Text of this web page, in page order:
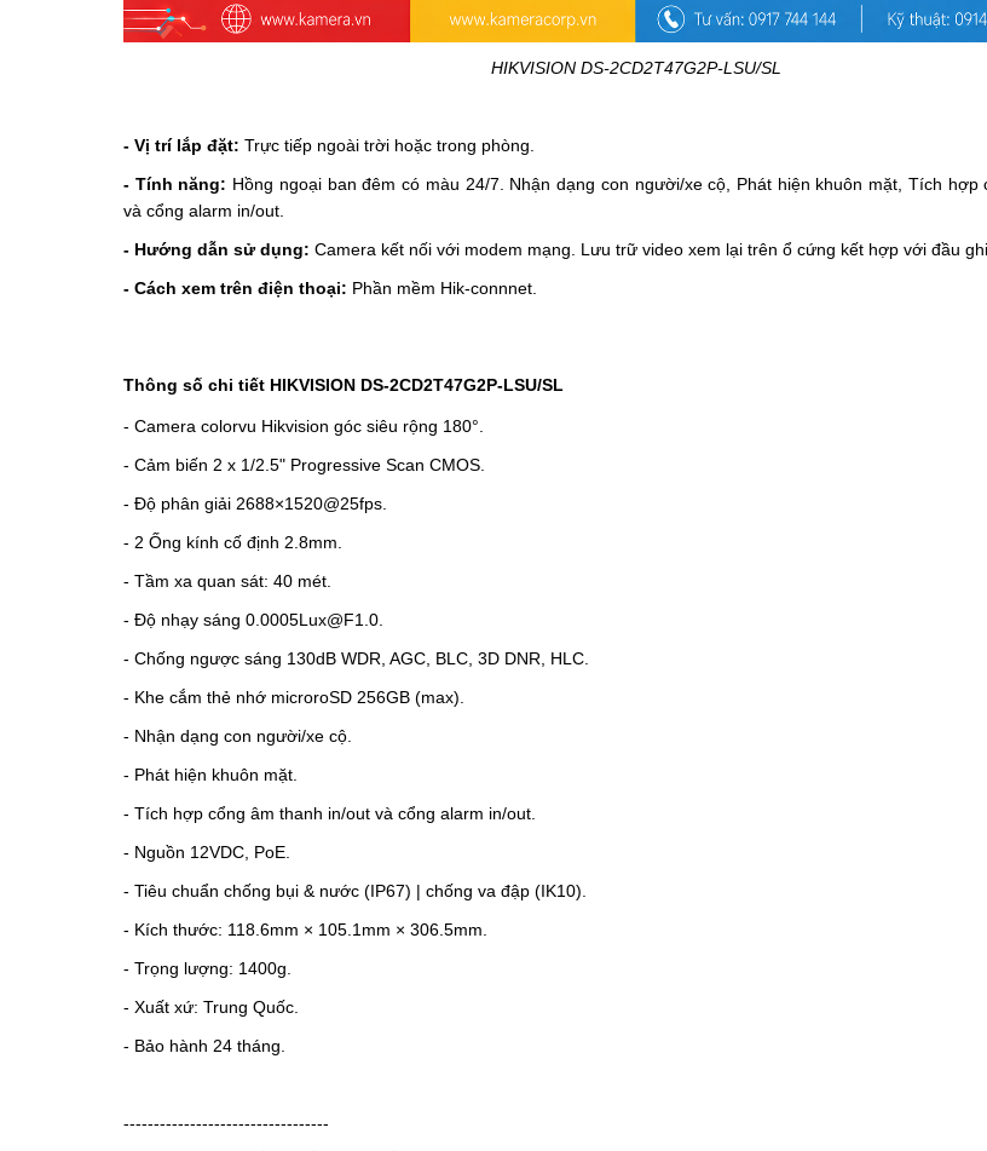
HIKVISION DS-2CD2T47G2P-LSU/SL
- Vị trí lắp đặt: Trực tiếp ngoài trời hoặc trong phòng.
- Tính năng: Hồng ngoại ban đêm có màu 24/7. Nhận dạng con người/xe cộ, Phát hiện khuôn mặt, Tích hợp
và cổng alarm in/out.
- Hướng dẫn sử dụng: Camera kết nối với modem mạng. Lưu trữ video xem lại trên ổ cứng kết hợp với đầu
- Cách xem trên điện thoại: Phần mềm Hik-connnet.
Thông số chi tiết HIKVISION DS-2CD2T47G2P-LSU/SL
- Camera colorvu Hikvision góc siêu rộng 180°.
- Cảm biến 2 x 1/2.5" Progressive Scan CMOS.
- Độ phân giải 2688×1520@25fps.
- 2 Ống kính cố định 2.8mm.
- Tầm xa quan sát: 40 mét.
- Độ nhạy sáng 0.0005Lux@F1.0.
- Chống ngược sáng 130dB WDR, AGC, BLC, 3D DNR, HLC.
- Khe cắm thẻ nhớ microroSD 256GB (max).
- Nhận dạng con người/xe cộ.
- Phát hiện khuôn mặt.
- Tích hợp cổng âm thanh in/out và cổng alarm in/out.
- Nguồn 12VDC, PoE.
- Tiêu chuẩn chống bụi & nước (IP67) | chống va đập (IK10).
- Kích thước: 118.6mm × 105.1mm × 306.5mm.
- Trọng lượng: 1400g.
- Xuất xứ: Trung Quốc.
- Bảo hành 24 tháng.
----------------------------------